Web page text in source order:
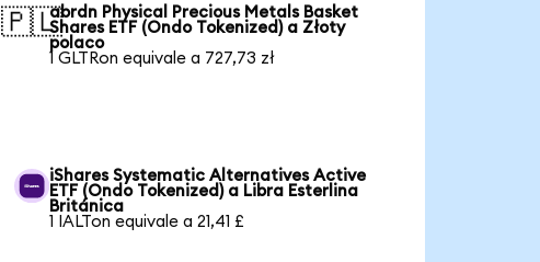
🇵🇱abrdn Physical Precious Metals Basket
Shares ETF (Ondo Tokenized) a Złoty
polaco
1 GLTRon equivale a 727,73 zł
iShares Systematic Alternatives Active
ETF (Ondo Tokenized) a Libra Esterlina
Británica
1 IALTon equivale a 21,41 £